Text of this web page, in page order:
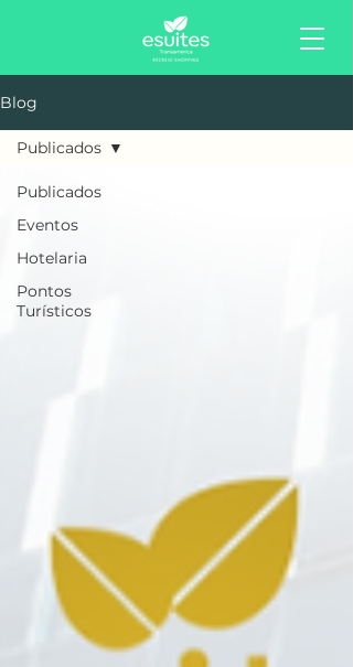
Blog
Publicados
Eventos
Hotelaria
Pontos
Turísticos
Publicados